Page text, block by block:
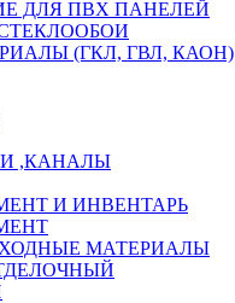
ДЛЯ ПВХ ПАНЕЛЕЙ
(ГКЛ, ГВЛ, КАОН)
,КАНАЛЫ
И ИНВЕНТАРЬ
МАТЕРИАЛЫ